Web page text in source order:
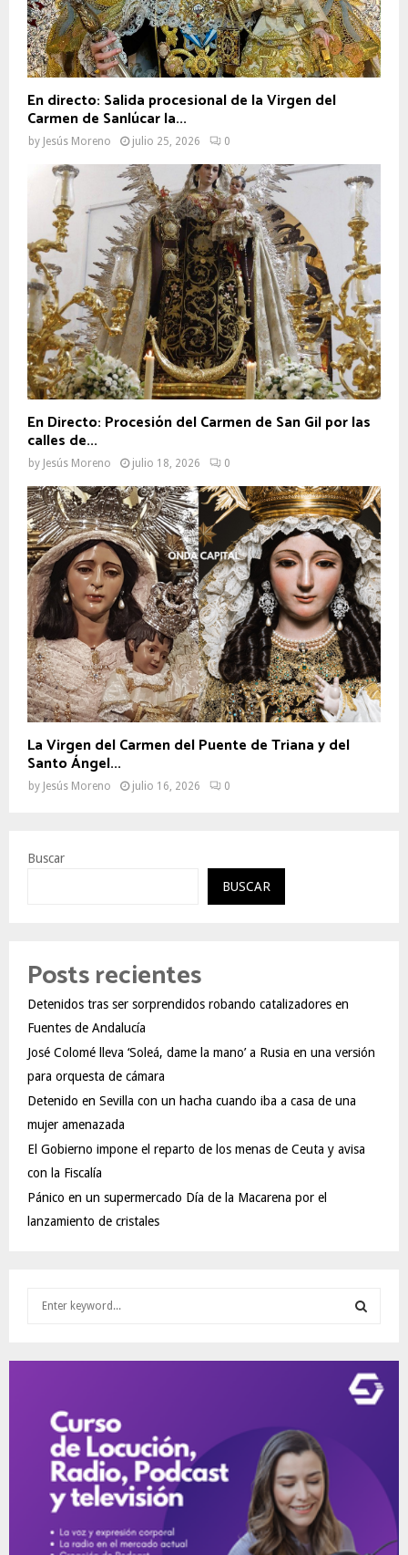
En directo: Salida procesional de la Virgen del
Carmen de Sanlúcar la...
by Jesús Moreno julio 25, 2026 0
En Directo: Procesión del Carmen de San Gil por las
calles de...
by Jesús Moreno julio 18, 2026 0
La Virgen del Carmen del Puente de Triana y del
Santo Ángel...
by Jesús Moreno julio 16, 2026 0
Buscar
BUSCAR
Posts recientes
Detenidos tras ser sorprendidos robando catalizadores en
Fuentes de Andalucía
José Colomé lleva ‘Soleá, dame la mano’ a Rusia en una versión
para orquesta de cámara
Detenido en Sevilla con un hacha cuando iba a casa de una
mujer amenazada
El Gobierno impone el reparto de los menas de Ceuta y avisa
con la Fiscalía
Pánico en un supermercado Día de la Macarena por el
lanzamiento de cristales
E